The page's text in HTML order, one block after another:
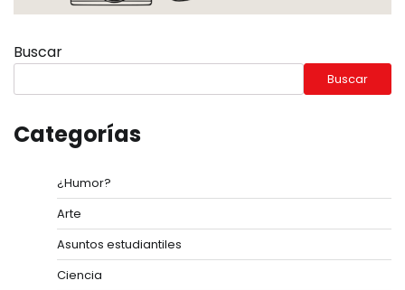
Buscar
Buscar
Categorías
¿Humor?
Arte
Asuntos estudiantiles
Ciencia